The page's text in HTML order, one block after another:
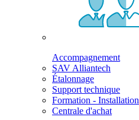
Accompagnement
SAV Alliantech
Étalonnage
Support technique
Formation - Installation
Centrale d'achat